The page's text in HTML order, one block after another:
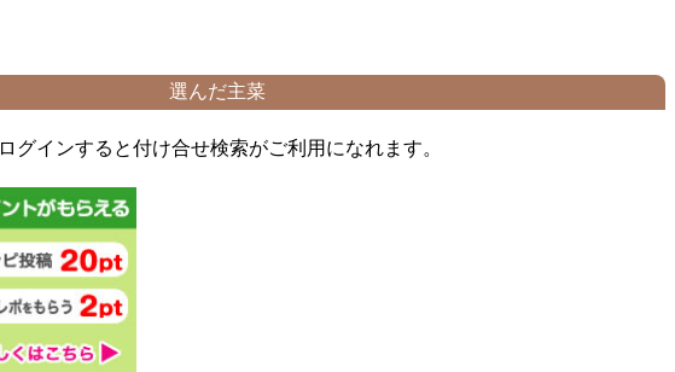
選んだ主菜
ログインすると付け合せ検索がご利用になれます。